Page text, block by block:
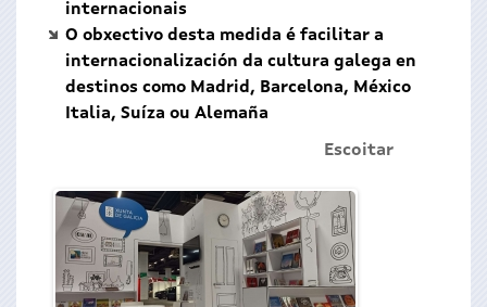
internacionais
O obxectivo desta medida é facilitar a
internacionalización da cultura galega en
destinos como Madrid, Barcelona, México
Italia, Suíza ou Alemaña
Escoitar